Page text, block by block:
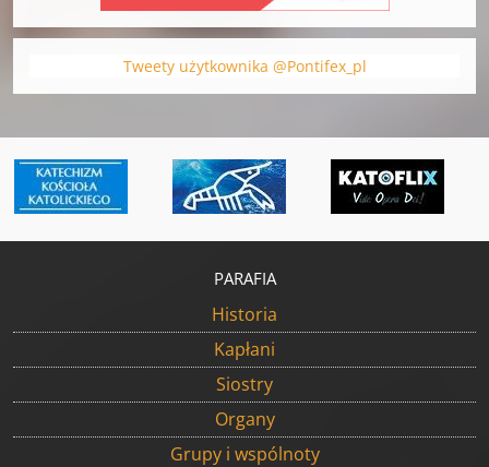
Tweety użytkownika @Pontifex_pl
PARAFIA
Historia
Kapłani
Siostry
Organy
Grupy i wspólnoty